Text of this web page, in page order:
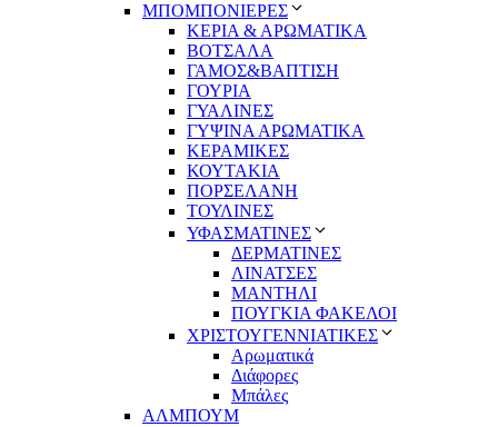
ΜΠΟΜΠΟΝΙΕΡΕΣ
ΚΕΡΙΑ & ΑΡΩΜΑΤΙΚΑ
ΒΟΤΣΑΛΑ
ΓΑΜΟΣ&ΒΑΠΤΙΣΗ
ΓΟΥΡΙΑ
ΓΥΑΛΙΝΕΣ
ΓΥΨΙΝΑ ΑΡΩΜΑΤΙΚΑ
ΚΕΡΑΜΙΚΕΣ
ΚΟΥΤΑΚΙΑ
ΠΟΡΣΕΛΑΝΗ
ΤΟΥΛΙΝΕΣ
ΥΦΑΣΜΑΤΙΝΕΣ
ΔΕΡΜΑΤΙΝΕΣ
ΛΙΝΑΤΣΕΣ
ΜΑΝΤΗΛΙ
ΠΟΥΓΚΙΑ ΦΑΚΕΛΟΙ
ΧΡΙΣΤΟΥΓΕΝΝΙΑΤΙΚΕΣ
Αρωματικά
Διάφορες
Μπάλες
ΑΛΜΠΟΥΜ